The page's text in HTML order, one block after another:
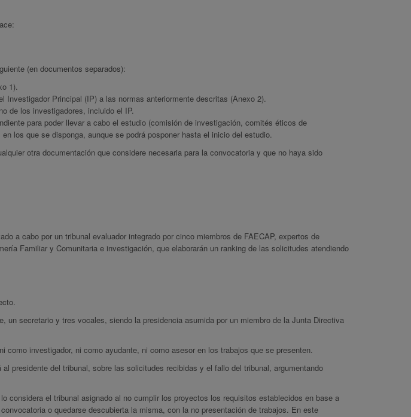
(en documentos separados):
1).
Investigador Principal (IP) a las normas anteriormente descritas (Anexo 2).
de los investigadores, incluido el IP.
para poder llevar a cabo el estudio (comisión de investigación, comités éticos de
los que se disponga, aunque se podrá posponer hasta el inicio del estudio.
otra documentación que considere necesaria para la convocatoria y que no haya sido
a cabo por un tribunal evaluador integrado por cinco miembros de FAECAP, expertos de
Familiar y Comunitaria e investigación, que elaborarán un ranking de las solicitudes atendiendo
un secretario y tres vocales, siendo la presidencia asumida por un miembro de la Junta Directiva
como investigador, ni como ayudante, ni como asesor en los trabajos que se presenten.
presidente del tribunal, sobre las solicitudes recibidas y el fallo del tribunal, argumentando
considera el tribunal asignado al no cumplir los proyectos los requisitos establecidos en base a
o quedarse descubierta la misma, con la no presentación de trabajos. En este